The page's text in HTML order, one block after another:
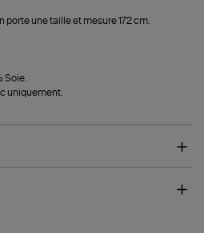
porte une taille et mesure 172 cm.
Soie.
uniquement.